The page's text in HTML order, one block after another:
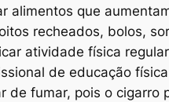
alimentos que
recheados, bolos,
atividade física
de educação física
de fumar, pois o cigarro